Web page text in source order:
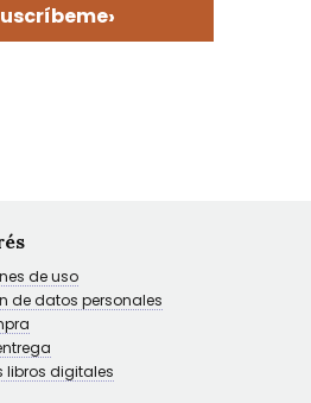
›
de uso
de datos personales
digitales